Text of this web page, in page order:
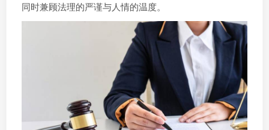
同时兼顾法理的严谨与人情的温度。